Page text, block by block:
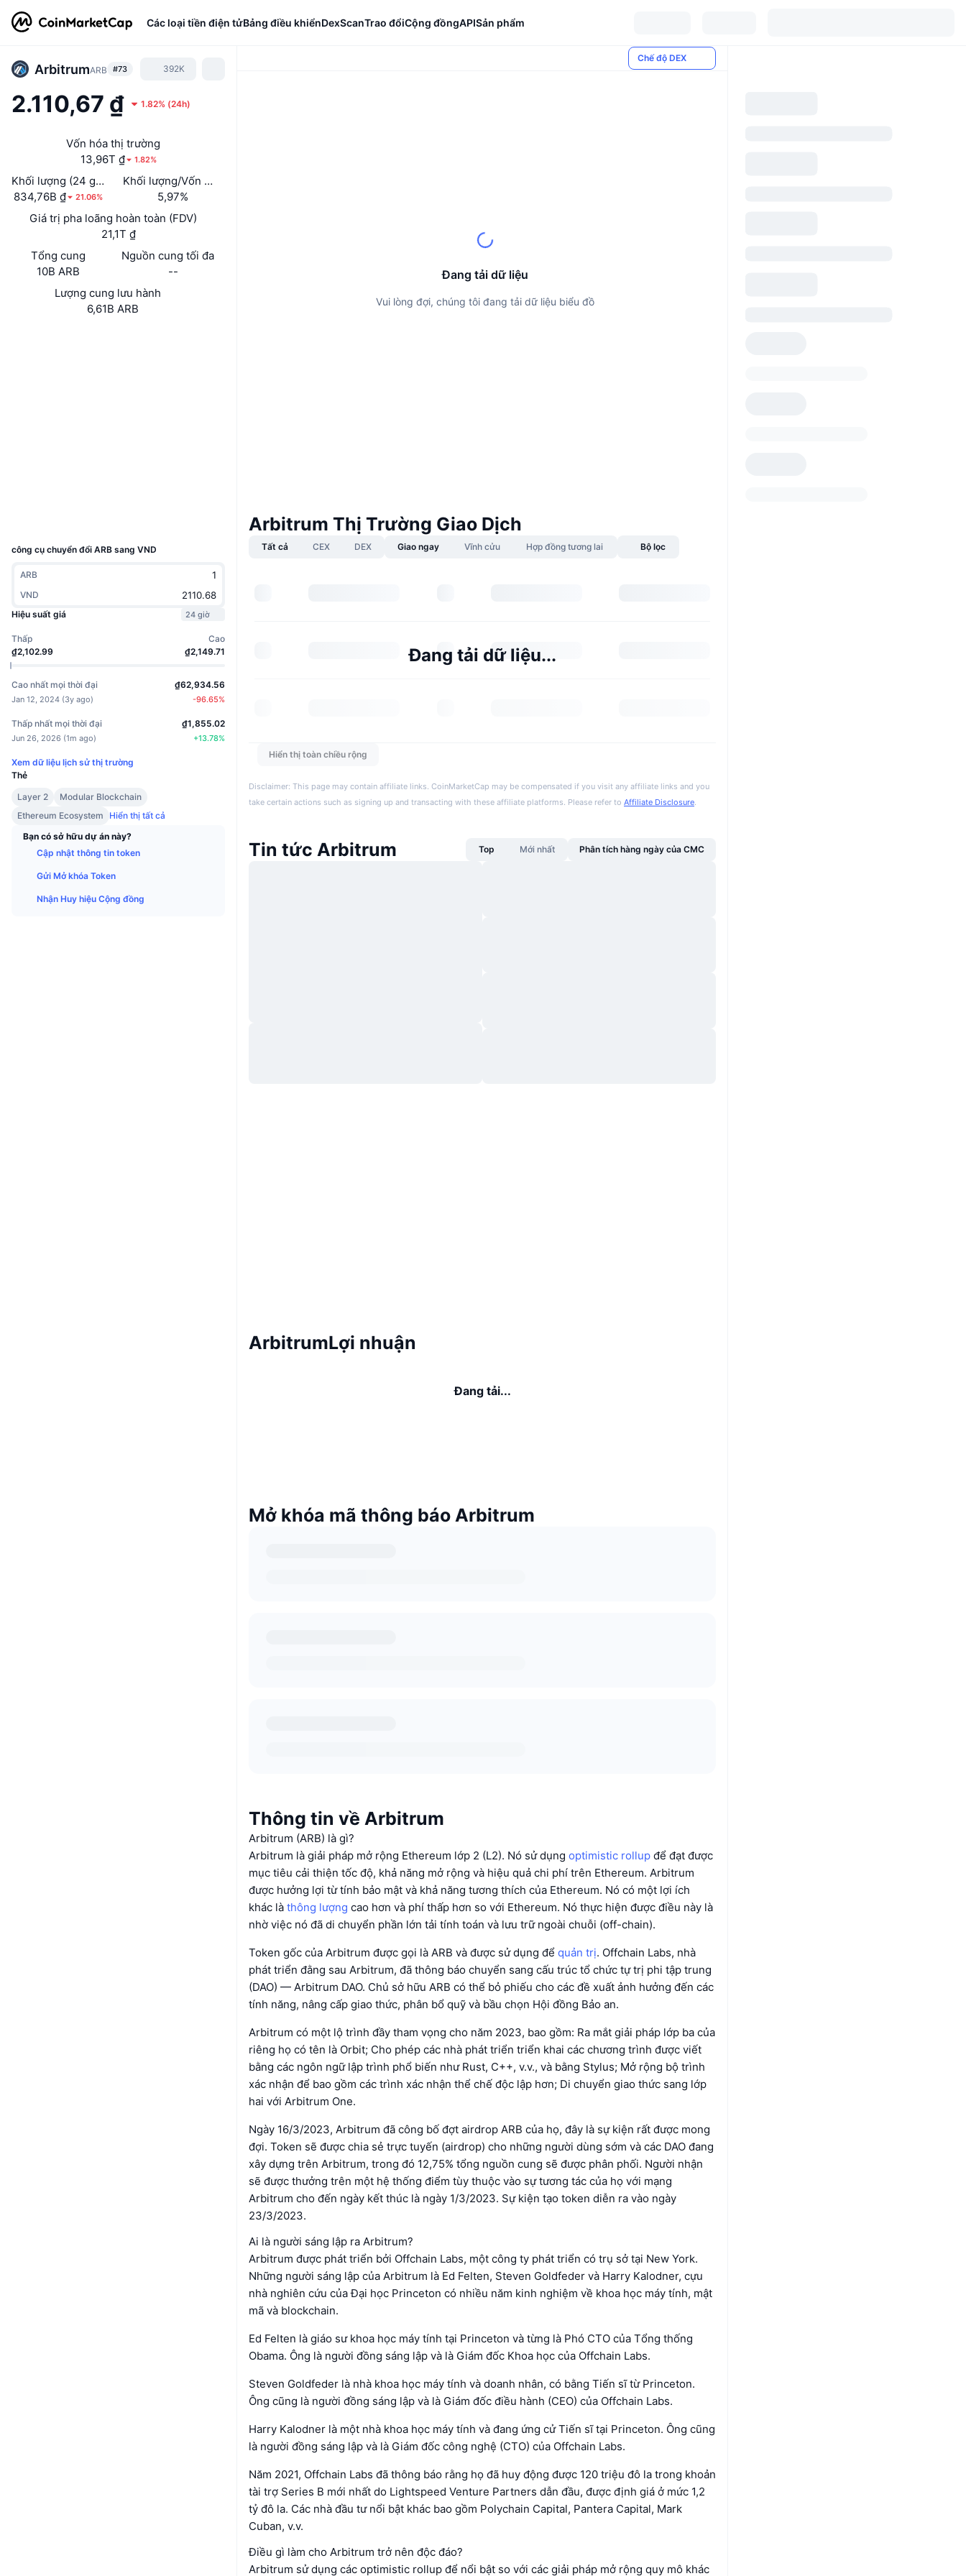
Các loại tiền điện tửBảng điều khiểnDexScanTrao đổiCộng đồngAPISản phẩm
ArbitrumARB #73 392K
2.110,67 ₫ 1.82% (24h)
Vốn hóa thị trường
13,96T ₫
1.82%
Khối lượng (24 giờ)
834,76B ₫
21.06%
Khối lượng/Vốn hóa thị trường (24h)
5,97%
Giá trị pha loãng hoàn toàn (FDV)
21,1T ₫
Tổng cung
10B ARB
Nguồn cung tối đa
--
Lượng cung lưu hành
6,61B ARB
công cụ chuyển đổi ARB sang VND
ARB
VND
Hiệu suất giá
24 giờ
Thấp
₫2,102.99
Cao
₫2,149.71
Cao nhất mọi thời đại
Jan 12, 2024 (3y ago)
₫62,934.56
-96.65%
Thấp nhất mọi thời đại
Jun 26, 2026 (1m ago)
₫1,855.02
+13.78%
Xem dữ liệu lịch sử thị trường
Thẻ
Layer 2
Modular Blockchain
Ethereum Ecosystem
Hiển thị tất cả
Bạn có sở hữu dự án này?
Cập nhật thông tin token
Gửi Mở khóa Token
Nhận Huy hiệu Cộng đồng
Chế độ DEX
Đang tải dữ liệu
Vui lòng đợi, chúng tôi đang tải dữ liệu biểu đồ
Arbitrum Thị Trường Giao Dịch
Tất cả CEX DEX Giao ngay Vĩnh cửu Hợp đồng tương lai Bộ lọc
Đang tải dữ liệu...
Hiển thị toàn chiều rộng
Disclaimer: This page may contain affiliate links. CoinMarketCap may be compensated if you visit any affiliate links and you
take certain actions such as signing up and transacting with these affiliate platforms. Please refer to Affiliate Disclosure.
Tin tức Arbitrum Top Mới nhất Phân tích hàng ngày của CMC
ArbitrumLợi nhuận
Đang tải...
Mở khóa mã thông báo Arbitrum
Thông tin về Arbitrum
Arbitrum (ARB) là gì?
Arbitrum là giải pháp mở rộng Ethereum lớp 2 (L2). Nó sử dụng optimistic rollup để đạt được
mục tiêu cải thiện tốc độ, khả năng mở rộng và hiệu quả chi phí trên Ethereum. Arbitrum
được hưởng lợi từ tính bảo mật và khả năng tương thích của Ethereum. Nó có một lợi ích
khác là thông lượng cao hơn và phí thấp hơn so với Ethereum. Nó thực hiện được điều này là
nhờ việc nó đã di chuyển phần lớn tải tính toán và lưu trữ ngoài chuỗi (off-chain).
Token gốc của Arbitrum được gọi là ARB và được sử dụng để quản trị. Offchain Labs, nhà
phát triển đằng sau Arbitrum, đã thông báo chuyển sang cấu trúc tổ chức tự trị phi tập trung
(DAO) — Arbitrum DAO. Chủ sở hữu ARB có thể bỏ phiếu cho các đề xuất ảnh hưởng đến các
tính năng, nâng cấp giao thức, phân bổ quỹ và bầu chọn Hội đồng Bảo an.
Arbitrum có một lộ trình đầy tham vọng cho năm 2023, bao gồm: Ra mắt giải pháp lớp ba của
riêng họ có tên là Orbit; Cho phép các nhà phát triển triển khai các chương trình được viết
bằng các ngôn ngữ lập trình phổ biến như Rust, C++, v.v., và bằng Stylus; Mở rộng bộ trình
xác nhận để bao gồm các trình xác nhận thể chế độc lập hơn; Di chuyển giao thức sang lớp
hai với Arbitrum One.
Ngày 16/3/2023, Arbitrum đã công bố đợt airdrop ARB của họ, đây là sự kiện rất được mong
đợi. Token sẽ được chia sẻ trực tuyến (airdrop) cho những người dùng sớm và các DAO đang
xây dựng trên Arbitrum, trong đó 12,75% tổng nguồn cung sẽ được phân phối. Người nhận
sẽ được thưởng trên một hệ thống điểm tùy thuộc vào sự tương tác của họ với mạng
Arbitrum cho đến ngày kết thúc là ngày 1/3/2023. Sự kiện tạo token diễn ra vào ngày
23/3/2023.
Ai là người sáng lập ra Arbitrum?
Arbitrum được phát triển bởi Offchain Labs, một công ty phát triển có trụ sở tại New York.
Những người sáng lập của Arbitrum là Ed Felten, Steven Goldfeder và Harry Kalodner, cựu
nhà nghiên cứu của Đại học Princeton có nhiều năm kinh nghiệm về khoa học máy tính, mật
mã và blockchain.
Ed Felten là giáo sư khoa học máy tính tại Princeton và từng là Phó CTO của Tổng thống
Obama. Ông là người đồng sáng lập và là Giám đốc Khoa học của Offchain Labs.
Steven Goldfeder là nhà khoa học máy tính và doanh nhân, có bằng Tiến sĩ từ Princeton.
Ông cũng là người đồng sáng lập và là Giám đốc điều hành (CEO) của Offchain Labs.
Harry Kalodner là một nhà khoa học máy tính và đang ứng cử Tiến sĩ tại Princeton. Ông cũng
là người đồng sáng lập và là Giám đốc công nghệ (CTO) của Offchain Labs.
Năm 2021, Offchain Labs đã thông báo rằng họ đã huy động được 120 triệu đô la trong khoản
tài trợ Series B mới nhất do Lightspeed Venture Partners dẫn đầu, được định giá ở mức 1,2
tỷ đô la. Các nhà đầu tư nổi bật khác bao gồm Polychain Capital, Pantera Capital, Mark
Cuban, v.v.
Điều gì làm cho Arbitrum trở nên độc đáo?
Arbitrum sử dụng các optimistic rollup để nổi bật so với các giải pháp mở rộng quy mô khác